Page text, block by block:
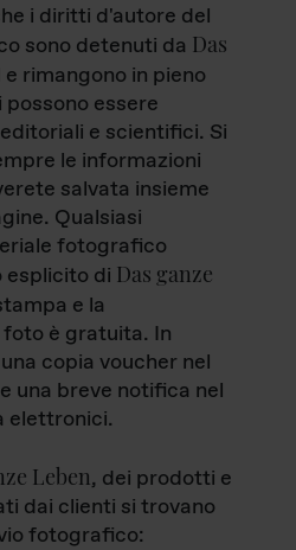
i diritti d'autore del
sono detenuti da Das
e rimangono in pieno
essere
e scientifici. Si
le informazioni
salvata insieme
Qualsiasi
fotografico
esplicito di Das ganze
e la
è gratuita. In
copia voucher nel
una breve notifica nel
elettronici.
Leben, dei prodotti e
dai clienti si trovano
fotografico: